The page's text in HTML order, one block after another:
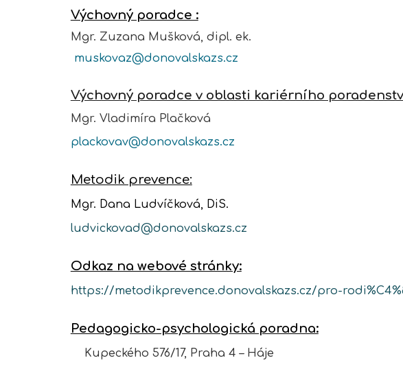
Výchovný poradce :
Mgr. Zuzana Mušková, dipl. ek.
muskovaz@donovalskazs.cz
Výchovný poradce v oblasti kariérního
Mgr. Vladimíra Plačková
plackovav@donovalskazs.cz
Metodik prevence:
Mgr. Dana Ludvíčková, DiS.
ludvickovad@donovalskazs.cz
Odkaz na webové stránky:
https://metodikprevence.donovalskazs.cz/pro-
Pedagogicko-psychologická poradna:
Kupeckého 576/17, Praha 4 – Háje